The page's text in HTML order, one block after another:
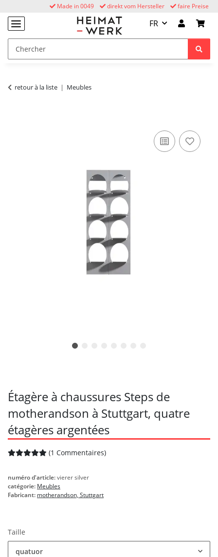
faire Preise
direkt vom Hersteller
Made in 0049
FR
retour à la liste Meubles
Étagère à chaussures Steps de
motherandson à Stuttgart, quatre
étagères argentées
(1 Commentaires)
numéro d'article:vierer silver
catégorie: Meubles
Fabricant: motherandson, Stuttgart
Taille
quatuor